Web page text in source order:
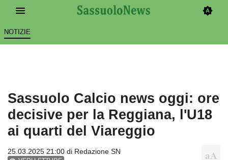
NOTIZIE
Sassuolo Calcio news oggi: ore
decisive per la Reggiana, l'U18
ai quarti del Viareggio
25.03.2025 21:00 di Redazione SN